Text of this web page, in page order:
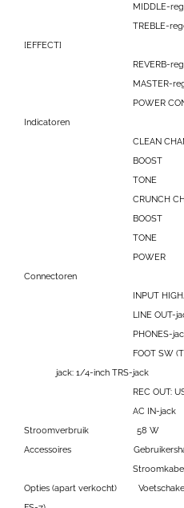
MIDDLE-
TREBLE-
[EFFECT]
REVERB-
MASTER-
POWER
Indicatoren
CLEAN
BOOST
TONE
CRUNCH
BOOST
TONE
POWER
Connectoren
INPUT HIGH/LOW-
LINE OUT-jack: 1/
PHONES-jack: 1/4-
FOOT SW (TIP: CH
jack: 1/4-inch TRS-jack
REC OUT: USB
AC IN-jack
Stroomverbruik 58 W
Accessoires
Opties (apart verkocht)